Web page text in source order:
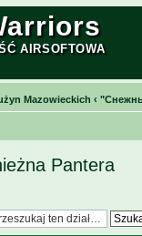
AIRSOFTOWA
Mazowieckich ‹
Pantera